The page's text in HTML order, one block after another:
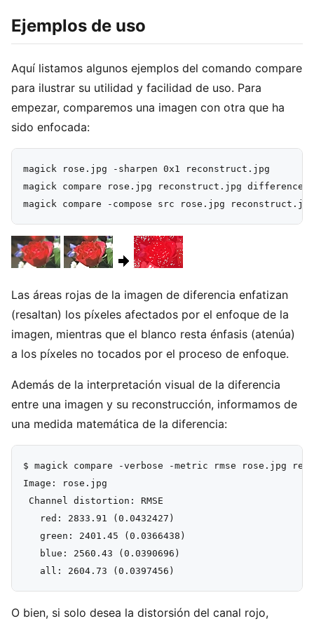
Ejemplos de uso
Aquí listamos algunos ejemplos del comando compare
para ilustrar su utilidad y facilidad de uso. Para
empezar, comparemos una imagen con otra que ha
sido enfocada:
magick rose.jpg -sharpen 0x1 reconstruct.jpg
magick compare rose.jpg reconstruct.jpg
Las áreas rojas de la imagen de diferencia enfatizan
(resaltan) los píxeles afectados por el enfoque de la
imagen, mientras que el blanco resta énfasis (atenúa)
a los píxeles no tocados por el proceso de enfoque.
Además de la interpretación visual de la diferencia
entre una imagen y su reconstrucción, informamos de
una medida matemática de la diferencia:
$ magick compare -verbose -metric rmse rose.jpg
Image: rose.jpg
Channel distortion: RMSE
   red: 2833.91 (0.0432427)
   green: 2401.45 (0.0366438)
   blue: 2560.43 (0.0390696)
O bien, si solo desea la distorsión del canal rojo,